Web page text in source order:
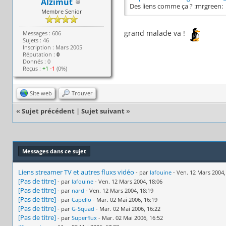
Membre Senior
Messages : 606
Sujets : 46
Inscription : Mars 2005
Réputation : 0
Donnés : 0
Reçus : +1 -1 (0%)
Des liens comme ça ? :mrgreen:
grand malade va !
Site web Trouver
« Sujet précédent | Sujet suivant »
Messages dans ce sujet
Liens streamer TV et autres fluxs vidéo - par lafouine - Ven. 12 Mars
[Pas de titre] - par lafouine - Ven. 12 Mars 2004, 18:06
[Pas de titre] - par nard - Ven. 12 Mars 2004, 18:19
[Pas de titre] - par Capello - Mar. 02 Mai 2006, 16:19
[Pas de titre] - par G-Squad - Mar. 02 Mai 2006, 16:22
[Pas de titre] - par Superflux - Mar. 02 Mai 2006, 16:52